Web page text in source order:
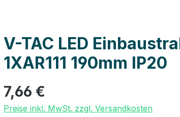
V-TAC LED
1XAR111 190mm IP20
7,66 €
Preise inkl. MwSt. zzgl. Versandkosten